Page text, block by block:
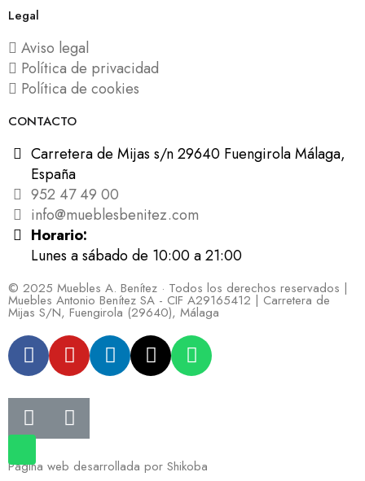
Legal
Aviso legal
Política de privacidad
Política de cookies
CONTACTO
Carretera de Mijas s/n 29640 Fuengirola Málaga,
España
952 47 49 00
info@mueblesbenitez.com
Horario:
Lunes a sábado de 10:00 a 21:00
© 2025 Muebles A. Benítez · Todos los derechos reservados |
Muebles Antonio Benítez SA - CIF A29165412 | Carretera de
Mijas S/N, Fuengirola (29640), Málaga
Página web desarrollada por Shikoba